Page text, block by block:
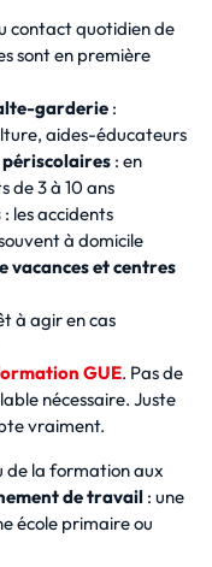
contact quotidien de
sont en première
garderie :
aides-éducateurs
: en
de 3 à 10 ans
: les accidents
à domicile
vacances et centres
à agir en cas
GUE. Pas de
nécessaire. Juste
vraiment.
de la formation aux
de travail : une
école primaire ou